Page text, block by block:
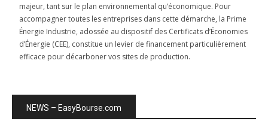
majeur, tant sur le plan environnemental qu’économique. Pour
accompagner toutes les entreprises dans cette démarche, la Prime
Énergie Industrie, adossée au dispositif des Certificats d’Économies
d’Énergie (CEE), constitue un levier de financement particulièrement
efficace pour décarboner vos sites de production.
NEWS – EasyBourse.com